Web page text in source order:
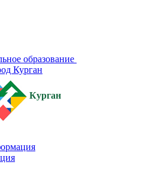
образование
Курган
Курган